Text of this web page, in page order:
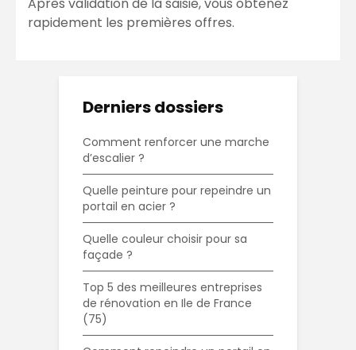
rapidement les premières offres.
Derniers dossiers
Comment renforcer une marche
d’escalier ?
Quelle peinture pour repeindre un
portail en acier ?
Quelle couleur choisir pour sa
façade ?
Top 5 des meilleures entreprises
de rénovation en Ile de France
(75)